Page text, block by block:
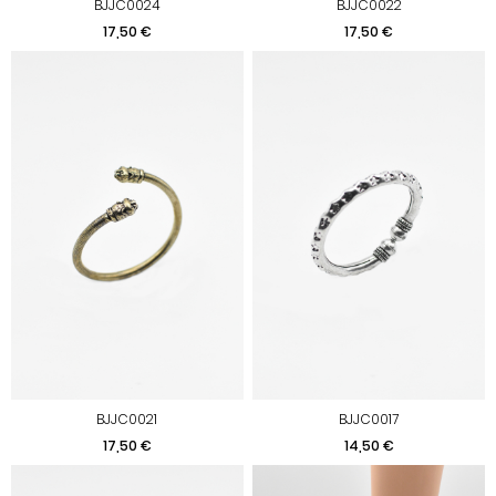
BJJC0024
Prix
17,50 €
BJJC0022
Prix
17,50 €
BJJC0021
Prix
17,50 €
BJJC0017
Prix
14,50 €